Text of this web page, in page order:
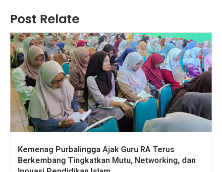
Post Relate
Kemenag Purbalingga Ajak Guru RA Terus
Berkembang Tingkatkan Mutu, Networking, dan